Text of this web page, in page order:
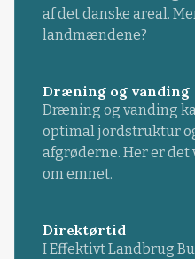
af det danske areal.
landmændene?
Dræning og vanding
Dræning og vanding
optimal jordstruktur
afgrøderne. Her er
om emnet.
Direktørtid
I Effektivt Landbrug